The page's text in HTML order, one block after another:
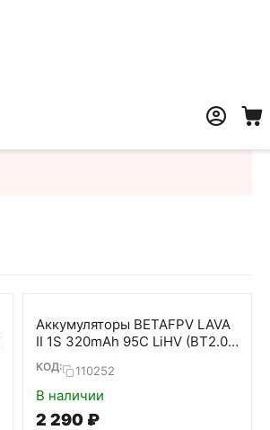
Аккумуляторы BETAFPV LAVA
II 1S 320mAh 95C LiHV (BT2.0,
5 шт)
КОД: 110252
В наличии
2 290 ₽